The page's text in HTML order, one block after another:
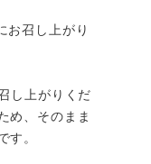
お召し上がり
し上がりくだ
め、そのまま
す。